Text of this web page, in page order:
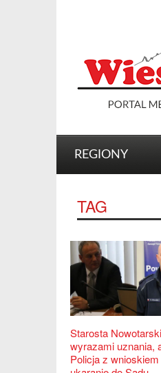
REGIONY
TAG
Starosta
wyrazami uznania,
Policja z